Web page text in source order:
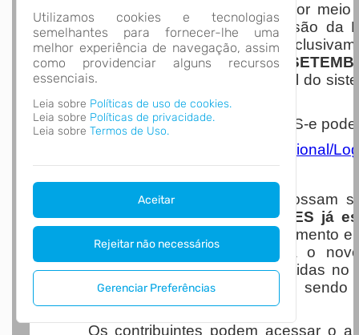
Utilizamos cookies e tecnologias
semelhantes para fornecer-lhe uma
melhor experiência de navegação, assim
como providenciar alguns recursos
essenciais.
Leia sobre Políticas de uso de cookies.
Leia sobre Políticas de privacidade.
Leia sobre Termos de Uso.
Aceitar
Rejeitar não necessários
Gerenciar Preferências
A Prefeitura de Luiz Alves, por
Arrecadação, informa que a emissão da
(NFS-e) passará a ser realizada
NFS-E A PARTIR DO DIA 1º DE
processo de padronização nacional do
serviços.
O acesso ao Portal Nacional da NFS-e
https://www.nfse.gov.br/EmissorNacional/
Para que os contribuintes possam
AMBIENTE RESTRITO DE TESTES já
realizar testes de emissão, cancelamento
uma transição mais segura para o
destacar que as notas fiscais emitidas no
POSSUEM VALIDADE FISCAL
,
treinamento e homologação.
Os contribuintes podem acessar o